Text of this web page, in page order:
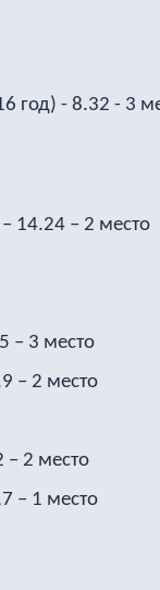
год) - 8.32 - 3
14.24 – 2 место
– 3 место
– 2 место
– 2 место
– 1 место